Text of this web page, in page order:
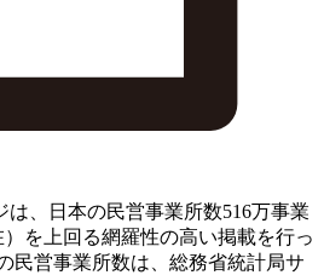
、日本の民営事業所数516万事業
）を上回る網羅性の高い掲載を行っ
民営事業所数は、総務省統計局サ